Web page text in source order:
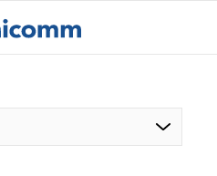
over architectuur,